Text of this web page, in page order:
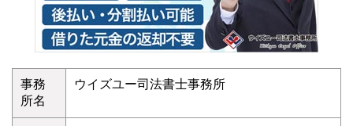
事務
所名
ウイズユー司法書士事務所